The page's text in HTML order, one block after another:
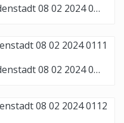
Hexenball Wiesbaden-Nordenstadt 08 02 2024 0110
Hexenball Wiesbaden-Nordenstadt 08 02 2024 0111